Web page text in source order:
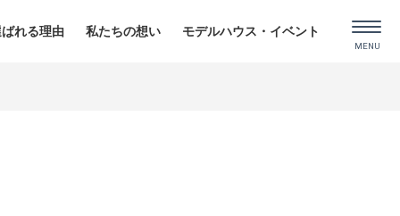
れる理由 私たちの想い モデルハウス・イベント